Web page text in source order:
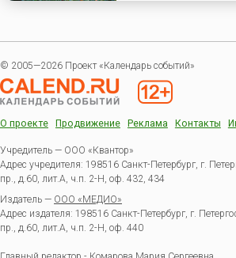
© 2005—2026 Проект «Календарь событий»
О проекте Продвижение Реклама Контакты
Учредитель — ООО «Квантор»
Адрес учредителя: 198516 Санкт-Петербург, г.
пр., д.60, лит.А, ч.п. 2-Н, оф. 432, 434
Издатель — ООО «МЕДИО»
Адрес издателя: 198516 Санкт-Петербург, г.
пр., д.60, лит.А, ч.п. 2-Н, оф. 440